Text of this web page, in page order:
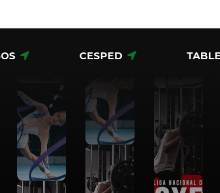
CESPED TABLEROS